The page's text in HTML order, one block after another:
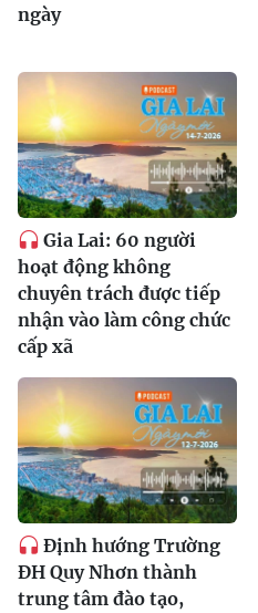
ngày
Gia Lai: 60 người
hoạt động không
chuyên trách được tiếp
nhận vào làm công chức
cấp xã
Định hướng Trường
ĐH Quy Nhơn thành
trung tâm đào tạo,